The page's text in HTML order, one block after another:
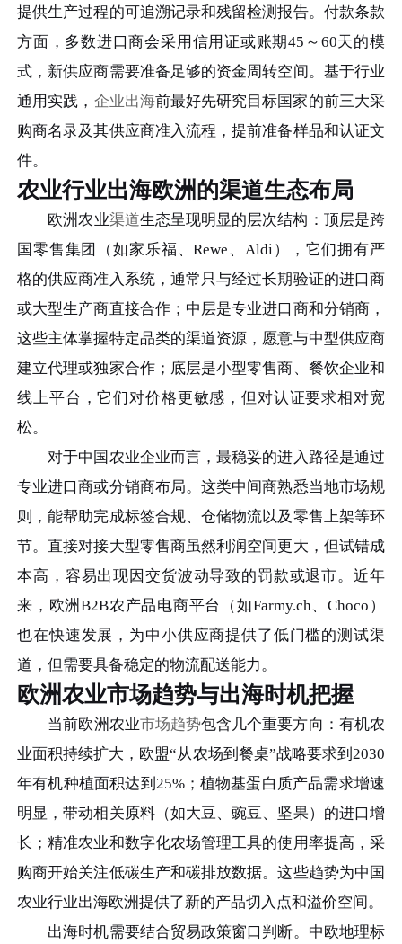
提供生产过程的可追溯记录和残留检测报告。付款条款
方面，多数进口商会采用信用证或账期45～60天的模
式，新供应商需要准备足够的资金周转空间。基于行业
通用实践， 企业出海前最好先研究目标国家的前三大采
购商名录及其供应商准入流程，提前准备样品和认证文
件。
农业行业出海欧洲的渠道生态布局
欧洲农业渠道生态呈现明显的层次结构：顶层是跨
国零售集团（如家乐福、Rewe、Aldi），它们拥有严
格的供应商准入系统，通常只与经过长期验证的进口商
或大型生产商直接合作；中层是专业进口商和分销商，
这些主体掌握特定品类的渠道资源，愿意与中型供应商
建立代理或独家合作；底层是小型零售商、餐饮企业和
线上平台，它们对价格更敏感，但对认证要求相对宽
松。
对于中国农业企业而言，最稳妥的进入路径是通过
专业进口商或分销商布局。这类中间商熟悉当地市场规
则，能帮助完成标签合规、仓储物流以及零售上架等环
节。直接对接大型零售商虽然利润空间更大，但试错成
本高，容易出现因交货波动导致的罚款或退市。近年
来，欧洲B2B农产品电商平台（如Farmy.ch、Choco）
也在快速发展，为中小供应商提供了低门槛的测试渠
道，但需要具备稳定的物流配送能力。
欧洲农业市场趋势与出海时机把握
当前欧洲农业市场趋势包含几个重要方向：有机农
业面积持续扩大，欧盟“从农场到餐桌”战略要求到2030
年有机种植面积达到25%；植物基蛋白质产品需求增速
明显，带动相关原料（如大豆、豌豆、坚果）的进口增
长；精准农业和数字化农场管理工具的使用率提高，采
购商开始关注低碳生产和碳排放数据。这些趋势为中国
农业行业出海欧洲提供了新的产品切入点和溢价空间。
出海时机需要结合贸易政策窗口判断。中欧地理标